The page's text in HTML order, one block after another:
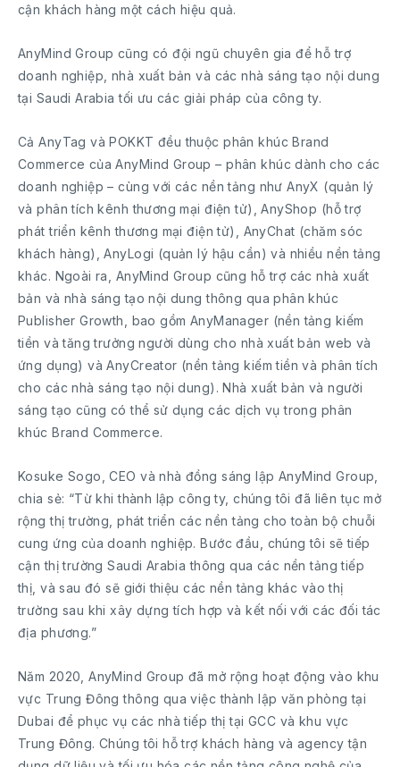
cận khách hàng một cách hiệu quả.
AnyMind Group cũng có đội ngũ chuyên gia để hỗ trợ
doanh nghiệp, nhà xuất bản và các nhà sáng tạo nội dung
tại Saudi Arabia tối ưu các giải pháp của công ty.
Cả AnyTag và POKKT đều thuộc phân khúc Brand
Commerce của AnyMind Group – phân khúc dành cho các
doanh nghiệp – cùng với các nền tảng như AnyX (quản lý
và phân tích kênh thương mại điện tử), AnyShop (hỗ trợ
phát triển kênh thương mại điện tử), AnyChat (chăm sóc
khách hàng), AnyLogi (quản lý hậu cần) và nhiều nền tảng
khác. Ngoài ra, AnyMind Group cũng hỗ trợ các nhà xuất
bản và nhà sáng tạo nội dung thông qua phân khúc
Publisher Growth, bao gồm AnyManager (nền tảng kiếm
tiền và tăng trưởng người dùng cho nhà xuất bản web và
ứng dụng) và AnyCreator (nền tảng kiếm tiền và phân tích
cho các nhà sáng tạo nội dung). Nhà xuất bản và người
sáng tạo cũng có thể sử dụng các dịch vụ trong phân
khúc Brand Commerce.
Kosuke Sogo, CEO và nhà đồng sáng lập AnyMind Group,
chia sẻ: “Từ khi thành lập công ty, chúng tôi đã liên tục mở
rộng thị trường, phát triển các nền tảng cho toàn bộ chuỗi
cung ứng của doanh nghiệp. Bước đầu, chúng tôi sẽ tiếp
cận thị trường Saudi Arabia thông qua các nền tảng tiếp
thị, và sau đó sẽ giới thiệu các nền tảng khác vào thị
trường sau khi xây dựng tích hợp và kết nối với các đối tác
địa phương.”
Năm 2020, AnyMind Group đã mở rộng hoạt động vào khu
vực Trung Đông thông qua việc thành lập văn phòng tại
Dubai để phục vụ các nhà tiếp thị tại GCC và khu vực
Trung Đông. Chúng tôi hỗ trợ khách hàng và agency tận